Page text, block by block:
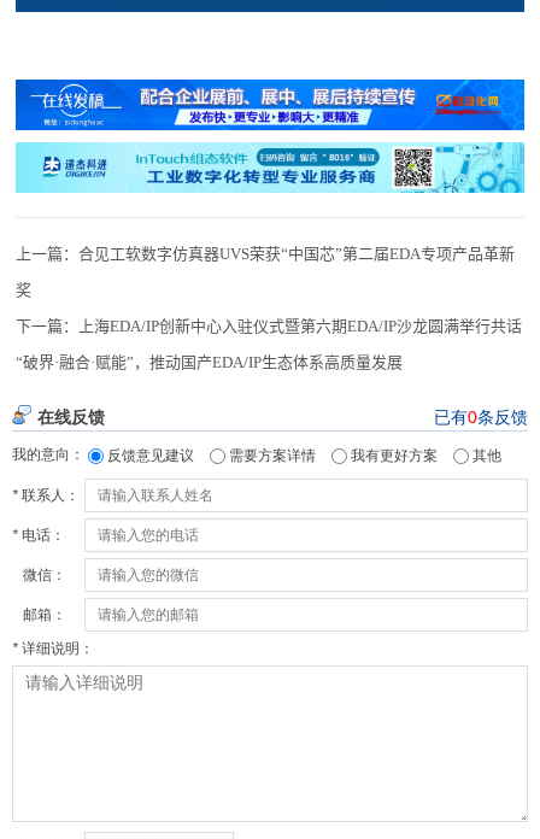
上一篇：合见工软数字仿真器UVS荣获“中国芯”第二届EDA专项产品革新
奖
下一篇：
上海EDA/IP创新中心入驻仪式暨第六期EDA/IP沙龙圆满举行共话
“破界·融合·赋能”，推动国产EDA/IP生态体系高质量发展